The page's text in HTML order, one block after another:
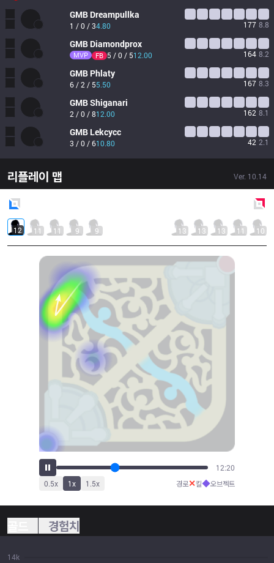
GMB Dreampullka
1 / 0 / 34.80 177 8.8
GMB Diamondprox
MVP FB 5 / 0 / 512.00 164 8.2
GMB Phlaty
6 / 2 / 55.50 167 8.3
GMBShiganari
2 / 0 / 812.00 162 8.1
GMB Lekcycc
3 / 0 / 610.80 42 2.1
리플레이 맵 Ver. 10.14
12 11 11 9 9 13 13 13 11 10
13:05
0.5x 1x 1.5x 경로✕킬◆오브젝트
경험치
14k